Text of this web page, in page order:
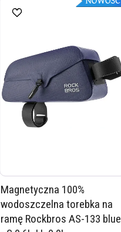
Magnetyczna 100%
wodoszczelna torebka na
ramę Rockbros AS-133 blue